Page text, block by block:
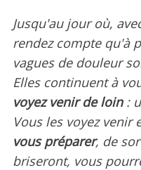
Jusqu'au jour où,
rendez compte qu'à
vagues de douleur
Elles continuent à
voyez venir de loin:
Vous les voyez venir
vous préparer, de
briseront, vous